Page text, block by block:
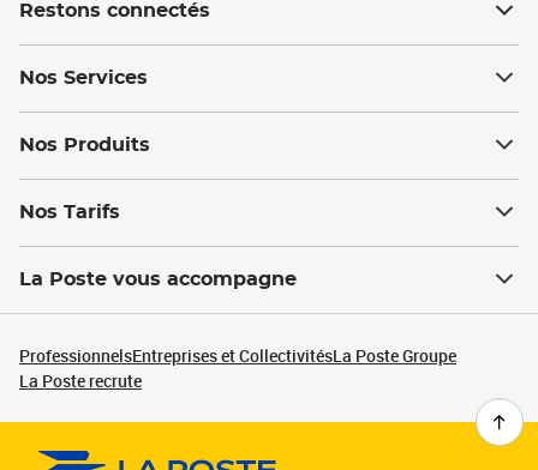
Restons connectés
Nos Services
Nos Produits
Nos Tarifs
La Poste vous accompagne
ProfessionnelsEntreprises et CollectivitésLa Poste Groupe
La Poste recrute